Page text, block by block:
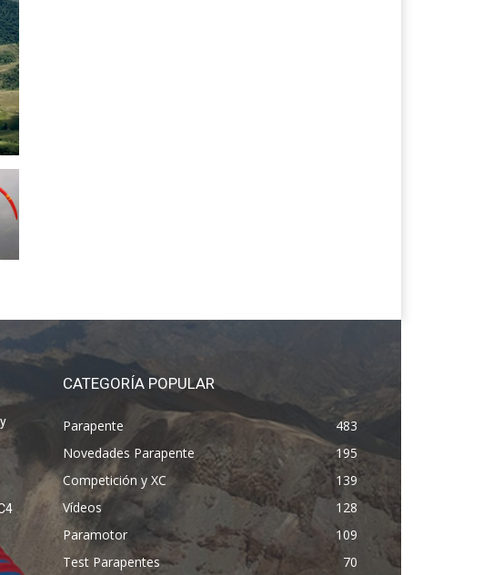
CATEGORÍA POPULAR
Parapente
483
Novedades Parapente
195
Competición y XC
139
Vídeos
128
Paramotor
109
Test Parapentes
70